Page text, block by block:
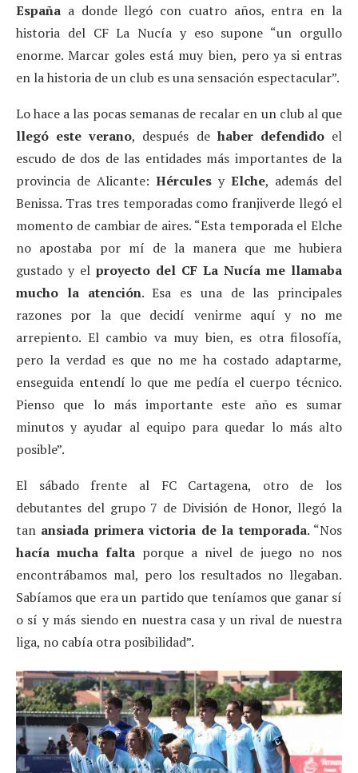
España a donde llegó con cuatro años, entra en la
historia del CF La Nucía y eso supone “un orgullo
enorme. Marcar goles está muy bien, pero ya si entras
en la historia de un club es una sensación espectacular”.
Lo hace a las pocas semanas de recalar en un club al que
llegó este verano, después de haber defendido el
escudo de dos de las entidades más importantes de la
provincia de Alicante: Hércules yElche, además del
Benissa. Tras tres temporadas como franjiverde llegó el
momento de cambiar de aires. “Esta temporada el Elche
no apostaba por mí de la manera que me hubiera
gustado y el proyecto del CF La Nucía me llamaba
mucho la atención. Esa es una de las principales
razones por la que decidí venirme aquí y no me
arrepiento. El cambio va muy bien, es otra filosofía,
pero la verdad es que no me ha costado adaptarme,
enseguida entendí lo que me pedía el cuerpo técnico.
Pienso que lo más importante este año es sumar
minutos y ayudar al equipo para quedar lo más alto
posible”.
El sábado frente al FC Cartagena, otro de los
debutantes del grupo 7 de División de Honor, llegó la
tan ansiada primera victoria de la temporada. “Nos
hacía mucha falta porque a nivel de juego no nos
encontrábamos mal, pero los resultados no llegaban.
Sabíamos que era un partido que teníamos que ganar sí
o sí y más siendo en nuestra casa y un rival de nuestra
liga, no cabía otra posibilidad”.